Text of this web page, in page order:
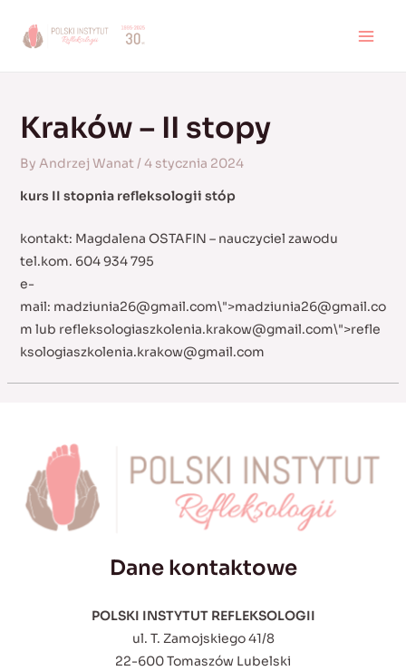
Kraków – II stopy
By Andrzej Wanat/4 stycznia 2024
kurs II stopnia refleksologii stóp
kontakt: Magdalena OSTAFIN – nauczyciel zawodu
tel.kom. 604 934 795
e-
mail: madziunia26@gmail.com\">madziunia26@gmail.co
m lub refleksologiaszkolenia.krakow@gmail.com\">refle
ksologiaszkolenia.krakow@gmail.com
Dane kontaktowe
POLSKI INSTYTUT REFLEKSOLOGII
ul. T. Zamojskiego 41/8
22-600 Tomaszów Lubelski